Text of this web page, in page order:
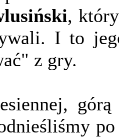
,
I to
z gry.